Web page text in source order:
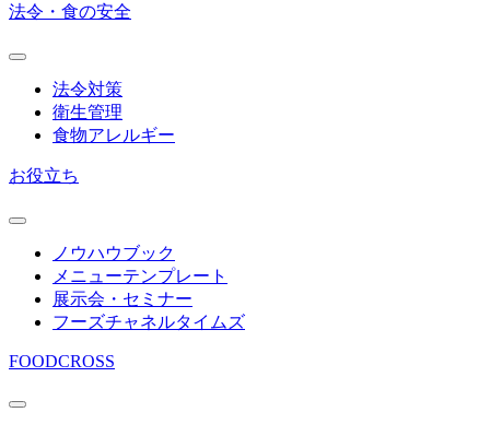
法令・食の安全
法令対策
衛生管理
食物アレルギー
お役立ち
ノウハウブック
メニューテンプレート
展示会・セミナー
フーズチャネルタイムズ
FOODCROSS